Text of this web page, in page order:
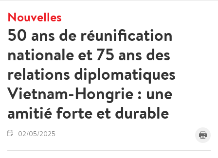
Nouvelles
50 ans de réunification
nationale et 75 ans des
relations diplomatiques
Vietnam-Hongrie : une
amitié forte et durable
02/05/2025